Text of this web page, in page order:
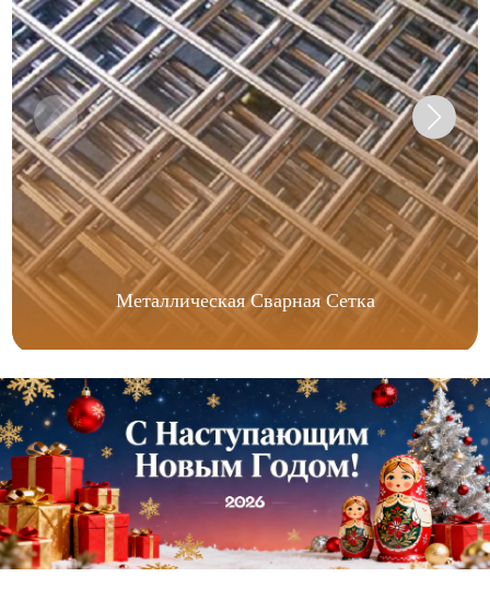
Металлическая Сварная Сетка